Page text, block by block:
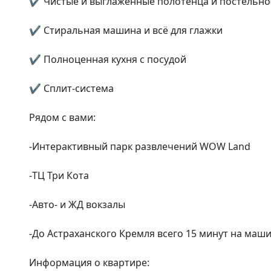
✔ Стиральная машина и всё для глажки
✔ Полноценная кухня с посудой
✔ Сплит-система
Рядом с вами:
-Интерактивный парк развлечений WOW Land
-ТЦ Три Кота
-Авто- и ЖД вокзалы
-До Астраханского Кремля всего 15 минут на
Информация о квартире: